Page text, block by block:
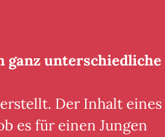
ganz unterschiedliche
Der Inhalt eines
es für einen Jungen